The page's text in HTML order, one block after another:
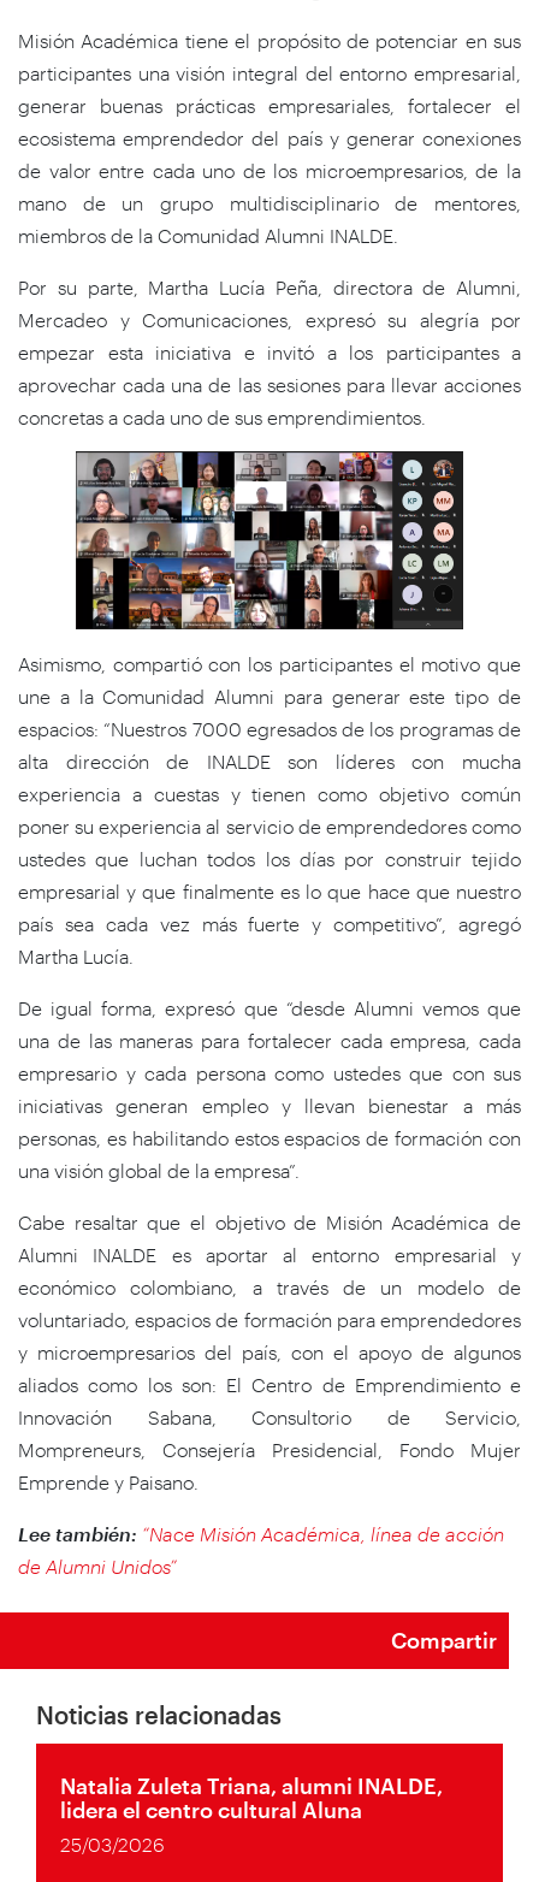
Misión Académica tiene el propósito de potenciar en sus
participantes una visión integral del entorno empresarial,
generar buenas prácticas empresariales, fortalecer el
ecosistema emprendedor del país y generar conexiones
de valor entre cada uno de los microempresarios, de la
mano de un grupo multidisciplinario de mentores,
miembros de la Comunidad Alumni INALDE.
Por su parte, Martha Lucía Peña, directora de Alumni,
Mercadeo y Comunicaciones, expresó su alegría por
empezar esta iniciativa e invitó a los participantes a
aprovechar cada una de las sesiones para llevar acciones
concretas a cada uno de sus emprendimientos.
Asimismo, compartió con los participantes el motivo que
une a la Comunidad Alumni para generar este tipo de
espacios: “Nuestros 7000 egresados de los programas de
alta dirección de INALDE son líderes con mucha
experiencia a cuestas y tienen como objetivo común
poner su experiencia al servicio de emprendedores como
ustedes que luchan todos los días por construir tejido
empresarial y que finalmente es lo que hace que nuestro
país sea cada vez más fuerte y competitivo”, agregó
Martha Lucía.
De igual forma, expresó que “desde Alumni vemos que
una de las maneras para fortalecer cada empresa, cada
empresario y cada persona como ustedes que con sus
iniciativas generan empleo y llevan bienestar a más
personas, es habilitando estos espacios de formación con
una visión global de la empresa”.
Cabe resaltar que el objetivo de Misión Académica de
Alumni INALDE es aportar al entorno empresarial y
económico colombiano, a través de un modelo de
voluntariado, espacios de formación para emprendedores
y microempresarios del país, con el apoyo de algunos
aliados como los son: El Centro de Emprendimiento e
Innovación Sabana, Consultorio de Servicio,
Mompreneurs, Consejería Presidencial, Fondo Mujer
Emprende y Paisano.
Lee también: “Nace Misión Académica, línea de acción
de Alumni Unidos”
Compartir
Noticias relacionadas
Natalia Zuleta Triana, alumni INALDE,
lidera el centro cultural Aluna
25/03/2026